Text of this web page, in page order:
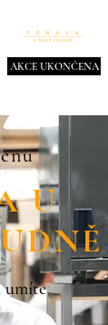
AKCE UKONČENA
U
umíte